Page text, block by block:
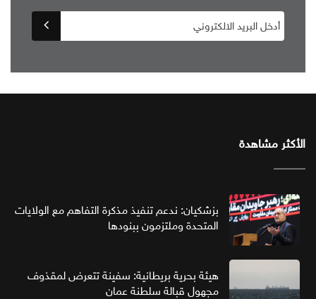
الأكثر مشاهدة
بزشكيان: ندعم تنفيذ مذكرة التفاهم مع الولايات
المتحدة وملتزمون ببنودها
هيئة بحرية بريطانية: سفينة تتعرض لمقذوف
مجهول قبالة سلطنة عمان